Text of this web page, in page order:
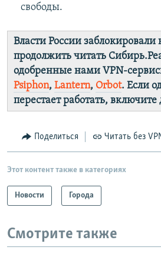
свободы.
Власти России
продолжить читать
одобренные нами VPN-
Psiphon, Lantern, Orbot. Если
перестает работать, включите
Поделиться Читать без
Этот контент также в категориях
Новости Города
Смотрите также